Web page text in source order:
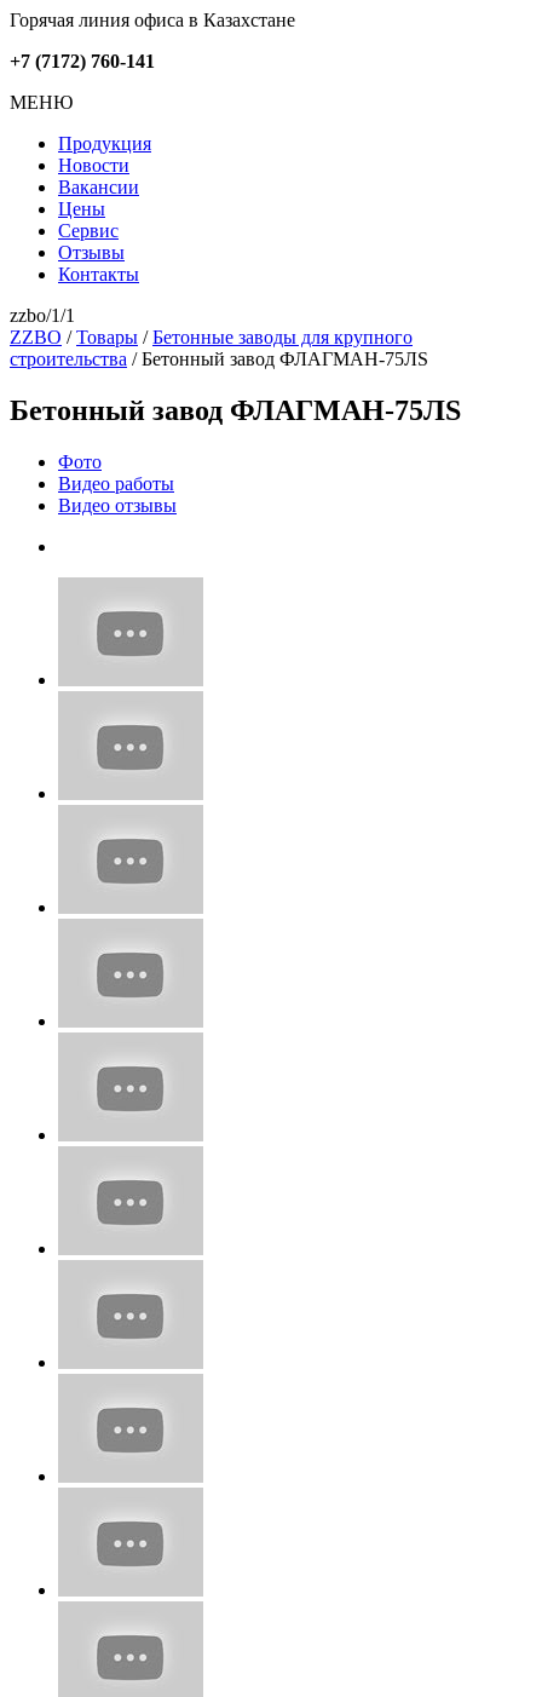
Горячая линия офиса в Казахстане
+7 (7172) 760-141
МЕНЮ
Продукция
Новости
Вакансии
Цены
Сервис
Отзывы
Контакты
zzbo/1/1
ZZBO /Товары /Бетонные заводы для крупного
строительства /Бетонный завод ФЛАГМАН-75ЛS
Бетонный завод ФЛАГМАН-75ЛS
Фото
Видео работы
Видео отзывы